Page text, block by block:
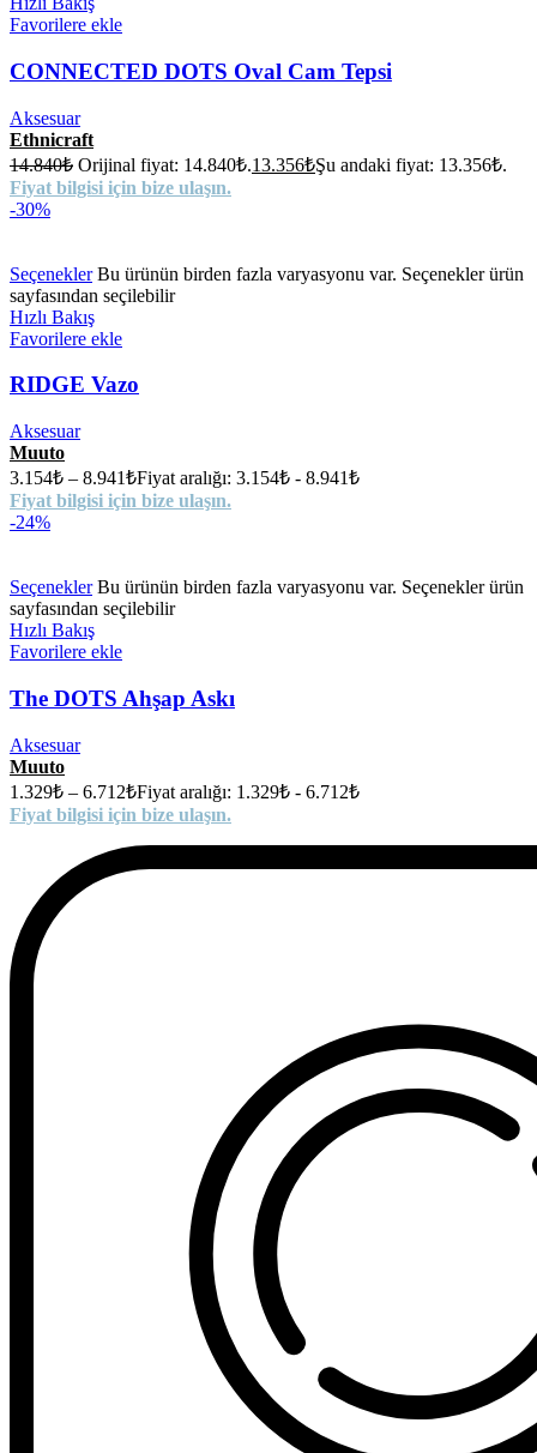
Favorilere ekle
CONNECTED DOTS Oval Cam Tepsi
Aksesuar
Ethnicraft
14.840₺ Orijinal fiyat: 14.840₺.13.356₺Şu andaki fiyat: 13.356₺.
Fiyat bilgisi için bize ulaşın.
-30%
Seçenekler Bu ürünün birden fazla varyasyonu var. Seçenekler ürün
sayfasından seçilebilir
Hızlı Bakış
Favorilere ekle
RIDGE Vazo
Aksesuar
Muuto
3.154₺ – 8.941₺Fiyat aralığı: 3.154₺ - 8.941₺
Fiyat bilgisi için bize ulaşın.
-24%
Seçenekler Bu ürünün birden fazla varyasyonu var. Seçenekler ürün
sayfasından seçilebilir
Hızlı Bakış
Favorilere ekle
The DOTS Ahşap Askı
Aksesuar
Muuto
1.329₺ – 6.712₺Fiyat aralığı: 1.329₺ - 6.712₺
Fiyat bilgisi için bize ulaşın.